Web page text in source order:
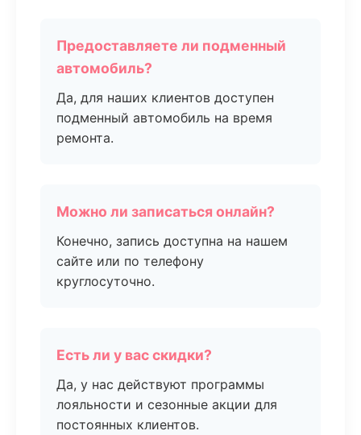
Предоставляете ли подменный
автомобиль?
Да, для наших клиентов доступен
подменный автомобиль на время
ремонта.
Можно ли записаться онлайн?
Конечно, запись доступна на нашем
сайте или по телефону
круглосуточно.
Есть ли у вас скидки?
Да, у нас действуют программы
лояльности и сезонные акции для
постоянных клиентов.